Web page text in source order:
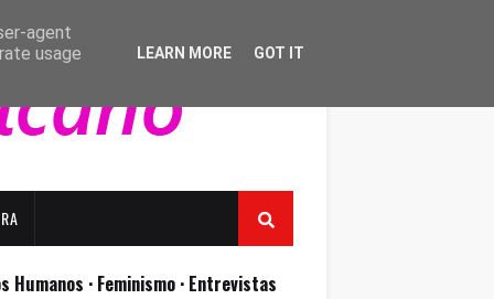
Humanos · Feminismo · Entrevistas
agent
usage
LEARN MORE GOT IT